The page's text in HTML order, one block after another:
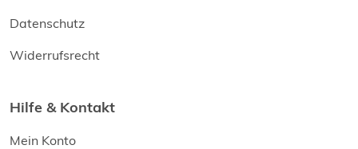
Datenschutz
Widerrufsrecht
Hilfe & Kontakt
Mein Konto